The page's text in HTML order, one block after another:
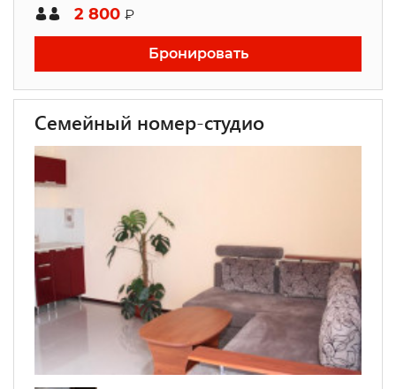
2 800 ₽
Бронировать
Семейный номер-студио